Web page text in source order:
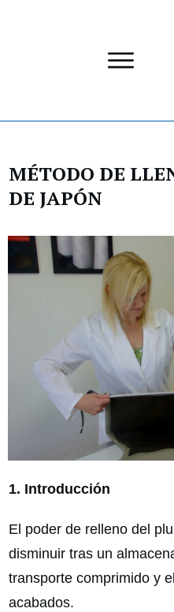
MÉTODO DE
DE JAPÓN
1. Introducción
El poder de relleno del
disminuir tras un
transporte comprimido y
acabados.